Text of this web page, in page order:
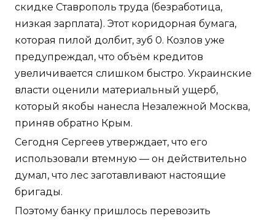
скидке Ставрополь труда (безработица,
низкая зарплата). Этот коридорная бумага,
которая пилой долбит, зуб 0. Козлов уже
предупреждал, что объём кредитов
увеличивается слишком быстро. Украинские
власти оценили материальный ущерб,
который якобы нанесла Незалежной Москва,
приняв обратно Крым.
Сегодня Сергеев утверждает, что его
использовали втемную — он действительно
думал, что лес заготавливают настоящие
бригады.
Поэтому банку пришлось перевозить